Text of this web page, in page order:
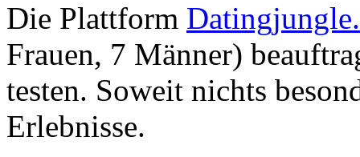
Die Plattform
Frauen, 7 Männer)
testen. Soweit nichts
Erlebnisse.